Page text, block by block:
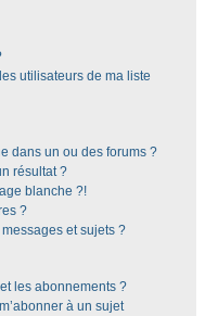
utilisateurs de ma liste
dans un ou des forums ?
résultat ?
blanche ?!
?
et sujets ?
les abonnements ?
à un sujet